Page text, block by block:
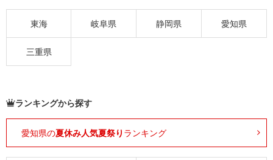
東海 岐阜県 静岡県 愛知県
三重県
ランキングから探す
愛知県の夏休み人気夏祭り ランキング